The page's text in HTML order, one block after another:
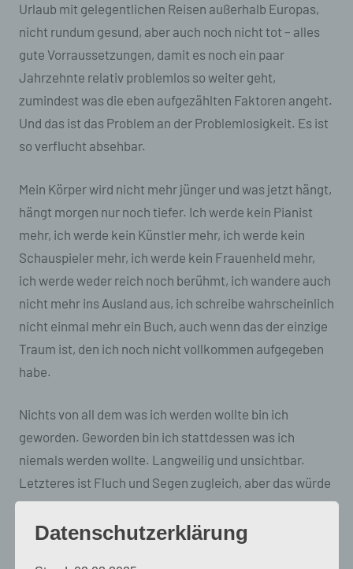
Urlaub mit gelegentlichen Reisen außerhalb Europas,
nicht rundum gesund, aber auch noch nicht tot – alles
gute Vorraussetzungen, damit es noch ein paar
Jahrzehnte relativ problemlos so weiter geht,
zumindest was die eben aufgezählten Faktoren angeht.
Und das ist das Problem an der Problemlosigkeit. Es ist
so verflucht absehbar.
Mein Körper wird nicht mehr jünger und was jetzt hängt,
hängt morgen nur noch tiefer. Ich werde kein Pianist
mehr, ich werde kein Künstler mehr, ich werde kein
Schauspieler mehr, ich werde kein Frauenheld mehr,
ich werde weder reich noch berühmt, ich wandere auch
nicht mehr ins Ausland aus, ich schreibe wahrscheinlich
nicht einmal mehr ein Buch, auch wenn das der einzige
Traum ist, den ich noch nicht vollkommen aufgegeben
habe.
Nichts von all dem was ich werden wollte bin ich
geworden. Geworden bin ich stattdessen was ich
niemals werden wollte. Langweilig und unsichtbar.
Letzteres ist Fluch und Segen zugleich, aber das würde
jetzt den Jammer-Rahmen sprengen.
Irgendwann hat das Außen das Innen altersmäßig
Datenschutzerklärung